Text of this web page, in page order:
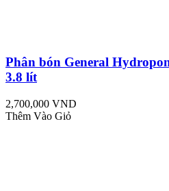
Phân bón General
3.8 lít
2,700,000 VND
Thêm Vào Giỏ